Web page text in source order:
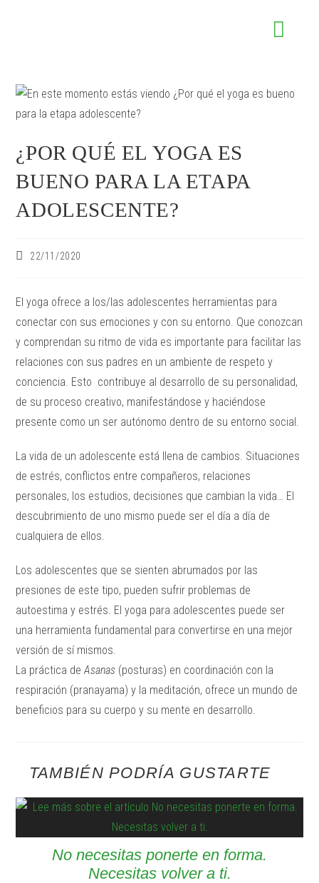
¿POR QUÉ EL YOGA ES
BUENO PARA LA ETAPA
ADOLESCENTE?
22/11/2020
El yoga ofrece a los/las adolescentes herramientas para
conectar con sus emociones y con su entorno. Que conozcan
y comprendan su ritmo de vida es importante para facilitar las
relaciones con sus padres en un ambiente de respeto y
conciencia. Esto contribuye al desarrollo de su personalidad,
de su proceso creativo, manifestándose y haciéndose
presente como un ser autónomo dentro de su entorno social.
La vida de un adolescente está llena de cambios. Situaciones
de estrés, conflictos entre compañeros, relaciones
personales, los estudios, decisiones que cambian la vida… El
descubrimiento de uno mismo puede ser el día a día de
cualquiera de ellos.
Los adolescentes que se sienten abrumados por las
presiones de este tipo, pueden sufrir problemas de
autoestima y estrés. El yoga para adolescentes puede ser
una herramienta fundamental para convertirse en una mejor
versión de sí mismos.
La práctica deAsanas (posturas) en coordinación con la
respiración (pranayama) y la meditación, ofrece un mundo de
beneficios para su cuerpo y su mente en desarrollo.
TAMBIÉN PODRÍA GUSTARTE
No necesitas ponerte en forma.
Necesitas volver a ti.